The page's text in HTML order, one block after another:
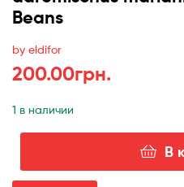
Beans
by eldifor
200.00грн.
1 в наличии
товара
В